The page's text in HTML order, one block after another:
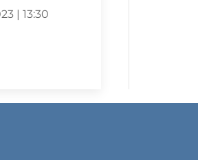
| 13:30